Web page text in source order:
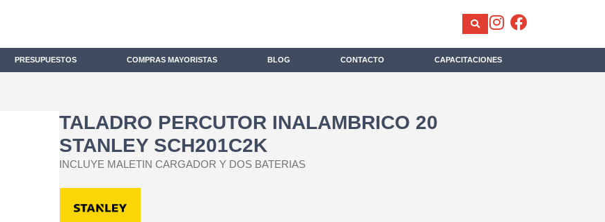
PRESUPUESTOS COMPRAS MAYORISTAS BLOG CONTACTO CAPACITACIONES
TALADRO PERCUTOR INALAMBRICO 20
STANLEY SCH201C2K
INCLUYE MALETIN CARGADOR Y DOS BATERIAS